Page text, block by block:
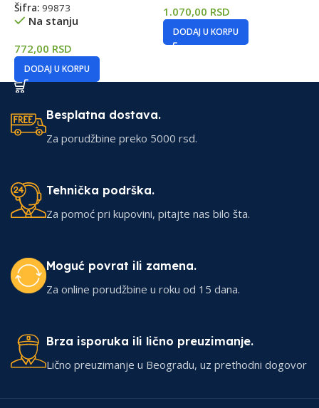
Šifra: 99873
Na stanju
772,00 RSD
DODAJ U KORPU
1.070,00 RSD
DODAJ U KORPU
Besplatna dostava.
Za porudžbine preko 5000 rsd.
Tehnička podrška.
Za pomoć pri kupovini, pitajte nas bilo šta.
Moguć povrat ili zamena.
Za online porudžbine u roku od 15 dana.
Brza isporuka ili lično preuzimanje.
Lično preuzimanje u Beogradu, uz prethodni dogovor